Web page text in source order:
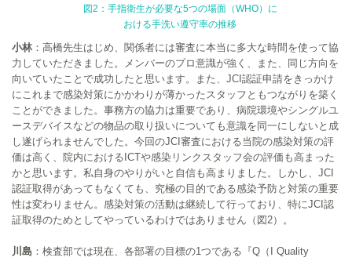
図2：手指衛生が必要な5つの場面（WHO）に
おける手洗い遵守率の推移
小林：高橋先生はじめ、関係者には審査に本当に多大な時間を使って協
力していただきました。メンバーのプロ意識が強く、また、同じ方向を
向いていたことで成功したと思います。また、JCI認証申請をきっかけ
にこれまで感染対策にかかわりが薄かったスタッフともつながりを築く
ことができました。事務方の協力は重要であり、病院環境やシングルユ
ースデバイスなどの物品の取り扱いについても意識を同一にしないと成
し遂げられませんでした。今回のJCI審査における当院の感染対策の評
価は高く、院内におけるICTや感染リンクスタッフ会の評価も高まった
かと思います。私自身のやりがいと自信も高まりました。しかし、JCI
認証取得があってもなくても、究極の目的である感染予防と対策の重要
性は変わりません。感染対策の活動は継続して行っており、特にJCI認
証取得のためとしてやっているわけではありません（図2）。
川島 ：検査部では現在、各部署の目標の1つである『Q（I Quality